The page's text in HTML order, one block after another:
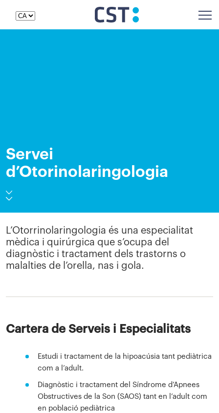
Servei
d’Otorinolaringologia
L’Otorrinolaringologia és una especialitat
mèdica i quirúrgica que s’ocupa del
diagnòstic i tractament dels trastorns o
malalties de l’orella, nas i gola.
Cartera de Serveis i Especialitats
Estudi i tractament de la hipoacúsia tant pediàtrica
com a l’adult.
Diagnòstic i tractament del Síndrome d’Apnees
Obstructives de la Son (SAOS) tant en l’adult com
en població pediàtrica